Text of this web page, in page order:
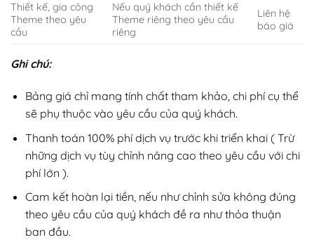
Thiết kế, gia công
Theme theo yêu
cầu
Nếu quý khách cần thiết kế
Theme riêng theo yêu cầu
riêng
Liên hệ
báo giá
Ghi chú:
Bảng giá chỉ mang tính chất tham khảo, chi phí cụ thể
sẽ phụ thuộc vào yêu cầu của quý khách.
Thanh toán 100% phí dịch vụ trước khi triển khai ( Trừ
những dịch vụ tùy chỉnh nâng cao theo yêu cầu với chi
phí lớn ).
Cam kết hoàn lại tiền, nếu như chỉnh sửa không đúng
theo yêu cầu của quý khách đề ra như thỏa thuận
ban đầu.